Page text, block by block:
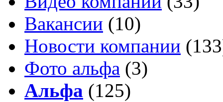
Вакансии (10)
Новости компании
Фото альфа (3)
Альфа (125)